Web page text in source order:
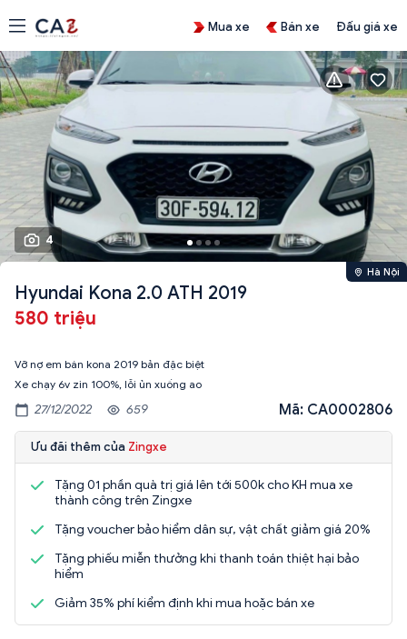
Mua xe Bán xe Đấu giá xe
4
Hà Nội
Hyundai Kona 2.0 ATH 2019
580 triệu
Vỡ nợ em bán kona 2019 bản đặc biệt
Xe chạy 6v zin 100%, lỗi ủn xuống ao
27/12/2022 659 Mã: CA0002806
Ưu đãi thêm của Zingxe
Tặng 01 phần quà trị giá lên tới 500k cho KH mua xe
thành công trên Zingxe
Tặng voucher bảo hiểm dân sự, vật chất giảm giá 20%
Tặng phiếu miễn thưởng khi thanh toán thiệt hại bảo
hiểm
Giảm 35% phí kiểm định khi mua hoặc bán xe